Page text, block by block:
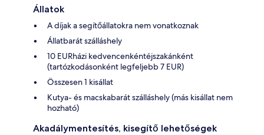
Állatok
A díjak a segítőállatokra nem vonatkoznak
Állatbarát szálláshely
10 EURházi kedvencenkéntéjszakánként
(tartózkodásonként legfeljebb 7 EUR)
Összesen 1 kisállat
Kutya- és macskabarát szálláshely (más kisállat nem
hozható)
Akadálymentesítés, kisegítő lehetőségek